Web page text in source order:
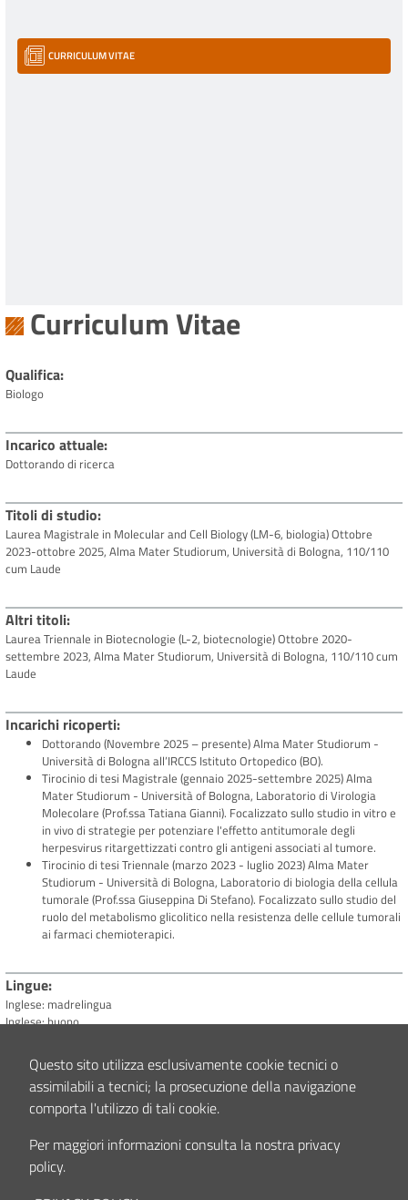
CURRICULUM VITAE
Curriculum Vitae
Qualifica
Biologo
Incarico attuale
Dottorando di ricerca
Titoli di studio
Laurea Magistrale in Molecular and Cell Biology (LM-6, biologia)Ottobre
2023-ottobre 2025, Alma Mater Studiorum, Università di Bologna, 110/110
cum Laude
Altri titoli
Laurea Triennale in Biotecnologie (L-2, biotecnologie) Ottobre 2020-
settembre 2023, Alma Mater Studiorum, Università di Bologna, 110/110 cum
Laude
Incarichi ricoperti
Dottorando (Novembre 2025 – presente) Alma Mater Studiorum -
Università di Bologna all’IRCCS Istituto Ortopedico (BO).
Tirocinio di tesi Magistrale (gennaio 2025-settembre 2025) Alma
Mater Studiorum - Università of Bologna, Laboratorio di Virologia
Molecolare (Prof.ssa Tatiana Gianni). Focalizzato sullo studio in vitro e
in vivo di strategie per potenziare l'effetto antitumorale degli
herpesvirus ritargettizzati contro gli antigeni associati al tumore.
Tirocinio di tesi Triennale (marzo 2023 - luglio 2023) Alma Mater
Studiorum - Università di Bologna, Laboratorio di biologia della cellula
tumorale (Prof.ssa Giuseppina Di Stefano). Focalizzato sullo studio del
ruolo del metabolismo glicolitico nella resistenza delle cellule tumorali
ai farmaci chemioterapici.
Lingue
Inglese: madrelingua
Inglese: buono
Tecnologie
Utilizzo di GraphPad Prism
Conoscenza della suite Office
Questo sito utilizza esclusivamente cookie tecnici o
assimilabili a tecnici; la prosecuzione della navigazione
comporta l'utilizzo di tali cookie.
Per maggiori informazioni consulta la nostra privacy
policy.